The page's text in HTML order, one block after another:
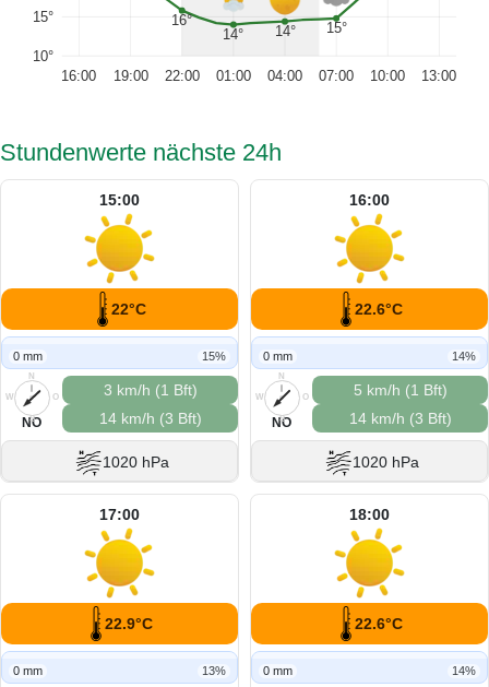
10°
15°
16°
14°
14° 15°
16:00 19:00 22:00 01:00 04:00 07:00 10:00 13:00
Stundenwerte nächste 24h
15:00
22°C
0 mm 15%
N
O
S
W
NO
3 km/h (1 Bft)
14 km/h (3 Bft)
1020 hPa
16:00
22.6°C
0 mm 14%
N
O
S
W
NO
5 km/h (1 Bft)
14 km/h (3 Bft)
1020 hPa
17:00
22.9°C
0 mm 13%
18:00
22.6°C
0 mm 14%